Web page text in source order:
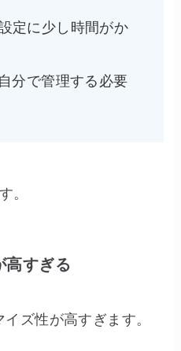
定に少し時間がか
分で管理する必要
。
すぎる
ズ性が高すぎます。